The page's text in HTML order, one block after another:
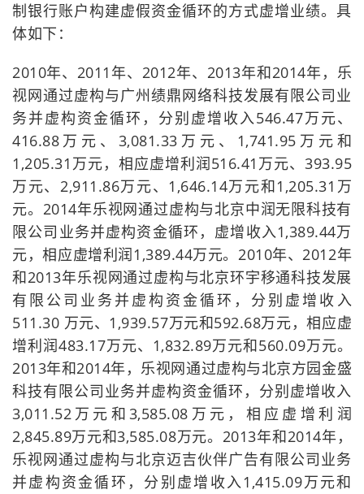
制银行账户构建虚假资金循环的方式虚增业绩。具
体如下：
2010年、2011年、2012年、2013年和2014年，乐
视网通过虚构与广州绩鼎网络科技发展有限公司业
务并虚构资金循环，分别虚增收入546.47万元、
416.88万元、3,081.33万元、1,741.95万元和
1,205.31万元，相应虚增利润516.41万元、393.95
万元、2,911.86万元、1,646.14万元和1,205.31万
元。2014年乐视网通过虚构与北京中润无限科技有
限公司业务并虚构资金循环，虚增收入1,389.44万
元，相应虚增利润1,389.44万元。2010年、2012年
和2013年乐视网通过虚构与北京环宇移通科技发展
有限公司业务并虚构资金循环，分别虚增收入
511.30 万元、1,939.57万元和592.68万元，相应虚
增利润483.17万元、1,832.89万元和560.09万元。
2013年和2014年，乐视网通过虚构与北京方园金盛
科技有限公司业务并虚构资金循环，分别虚增收入
3,011.52万元和3,585.08万元，相应虚增利润
2,845.89万元和3,585.08万元。2013年和2014年，
乐视网通过虚构与北京迈吉伙伴广告有限公司业务
并虚构资金循环，分别虚增收入1,415.09万元和